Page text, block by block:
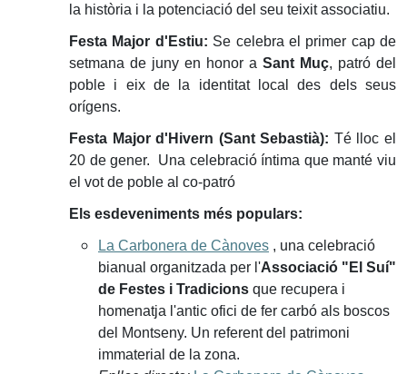
la història i la potenciació del seu teixit associatiu.
Festa Major d'Estiu: Se celebra el primer cap de
setmana de juny en honor a Sant Muç, patró del
poble i eix de la identitat local des dels seus
orígens.
Festa Major d'Hivern (Sant Sebastià): Té lloc el
20 de gener. Una celebració íntima que manté viu
el vot de poble al co-patró
Els esdeveniments més populars:
La Carbonera de Cànoves , una celebració
bianual organitzada per l'Associació "El Suí"
de Festes i Tradicions que recupera i
homenatja l'antic ofici de fer carbó als boscos
del Montseny. Un referent del patrimoni
immaterial de la zona.